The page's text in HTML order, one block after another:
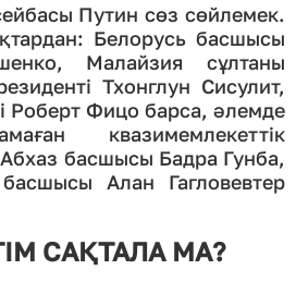
Путин сөз сөйлемек.
Белорусь басшысы
Малайзия сұлтаны
Тхонглун Сисулит,
Роберт Фицо барса, әлемде
квазимемлекеттік
басшысы Бадра Гунба,
Алан Гагловевтер
САҚТАЛА МА?